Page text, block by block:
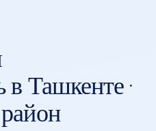
Ташкенте ·